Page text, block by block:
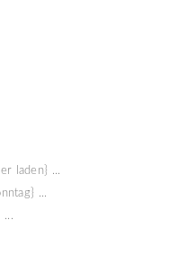
laden} ...
...
...